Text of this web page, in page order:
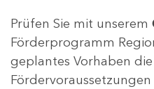
Prüfen Sie mit unserem
Förderprogramm
geplantes Vorhaben